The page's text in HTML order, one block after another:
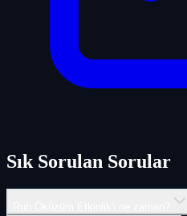
Sık Sorulan Sorular